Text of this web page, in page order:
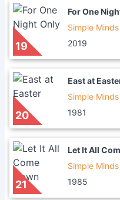
19
For One
Simple Minds
2019
20
East at
Simple Minds
1981
21
Let It All
Simple Minds
1985